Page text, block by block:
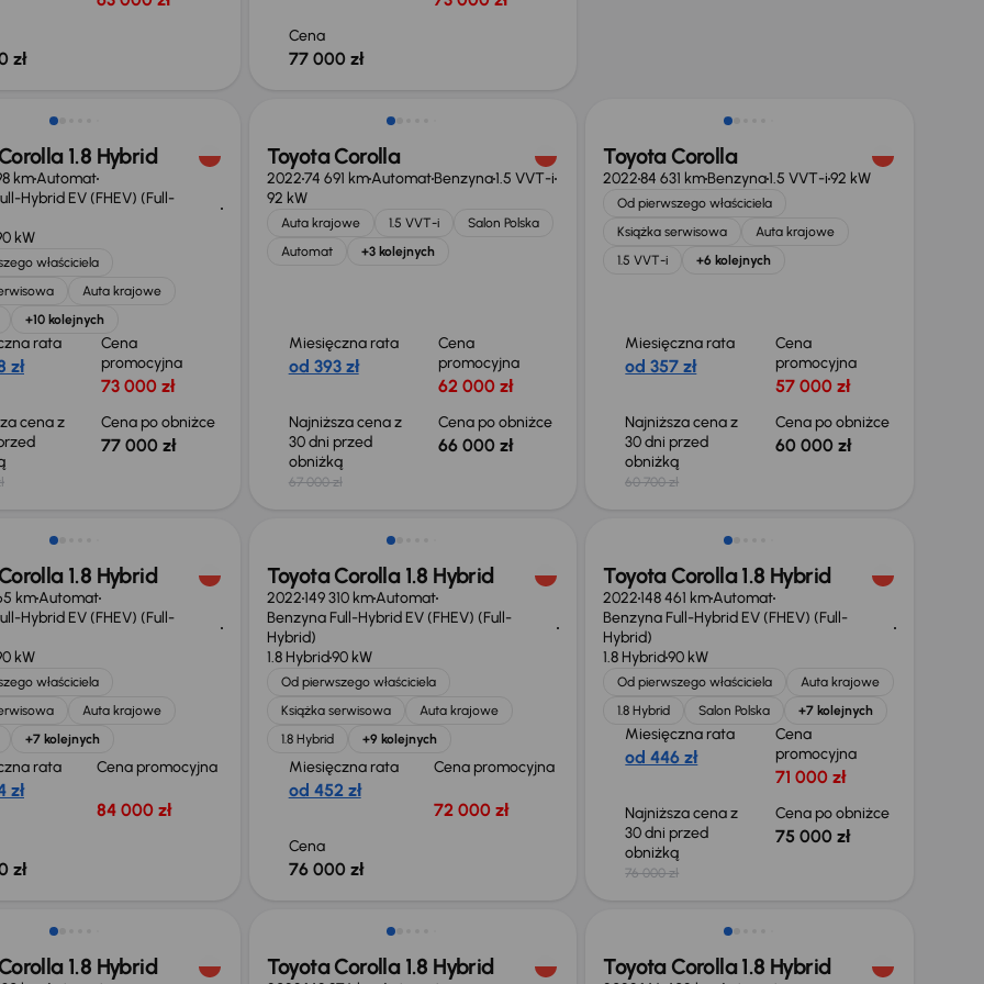
zł
Cena
77 000 zł
1.8 Hybrid
kmAutomat
Hybrid EV (FHEV) (Full-
kW
właściciela
Auta krajowe
+10 kolejnych
rata
zł
Cena
promocyjna
73 000 zł
cena z
Cena po obniżce
77 000 zł
Toyota Corolla
202274 691 kmAutomatBenzyna1.5 VVT-i
92 kW
Auta krajowe 1.5 VVT-i
Salon Polska
Automat
+3 kolejnych
Miesięczna rata
od 393 zł
Cena
promocyjna
62 000 zł
Najniższa cena z
30 dni przed
obniżką
67 000 zł
Cena po obniżce
66 000 zł
Toyota Corolla
202284 631 kmBenzyna1.5 VVT-i92 kW
Od pierwszego właściciela
Książka serwisowa
Auta krajowe
1.5 VVT-i
+6 kolejnych
Miesięczna rata
od 357 zł
Cena
promocyjna
57 000 zł
Najniższa cena z
30 dni przed
obniżką
60 700 zł
Cena po obniżce
60 000 zł
odliczenia VAT
1.8 Hybrid
kmAutomat
Hybrid EV (FHEV) (Full-
kW
właściciela
Auta krajowe
+7 kolejnych
rata
zł
Cena promocyjna
84 000 zł
zł
Możliwość odliczenia VAT
Toyota Corolla 1.8 Hybrid
2022149 310 kmAutomat
Benzyna Full-Hybrid EV (FHEV) (Full-
Hybrid)
1.8 Hybrid90 kW
Od pierwszego właściciela
Książka serwisowa
Auta krajowe
1.8 Hybrid
+9 kolejnych
Miesięczna rata
od 452 zł
Cena promocyjna
72 000 zł
Cena
76 000 zł
Taniej o 1 000 zł
Toyota Corolla 1.8 Hybrid
2022148 461 kmAutomat
Benzyna Full-Hybrid EV (FHEV) (Full-
Hybrid)
1.8 Hybrid90 kW
Od pierwszego właściciela
Auta krajowe
1.8 Hybrid
Salon Polska +7 kolejnych
Miesięczna rata
od 446 zł
Cena
promocyjna
71 000 zł
Najniższa cena z
30 dni przed
obniżką
76 000 zł
Cena po obniżce
75 000 zł
1.8 Hybrid
Świeżo skupione
Toyota Corolla 1.8 Hybrid
Możliwość odliczenia VAT
Toyota Corolla 1.8 Hybrid